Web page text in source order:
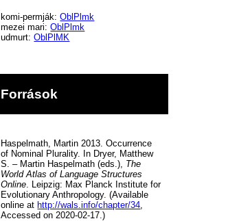
komi-permják:OblPlmk
mezei mari:OblPlmk
udmurt:OblPlMK
Források
Haspelmath, Martin 2013. Occurrence
of Nominal Plurality. In Dryer, Matthew
S. – Martin Haspelmath (eds.), The
World Atlas of Language Structures
Online . Leipzig: Max Planck Institute for
Evolutionary Anthropology. (Available
online at http://wals.info/chapter/34
Accessed on 2020-02-17.)